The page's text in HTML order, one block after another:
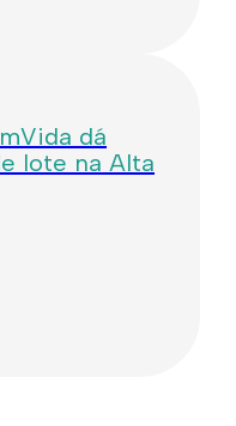
dá
lote na Alta